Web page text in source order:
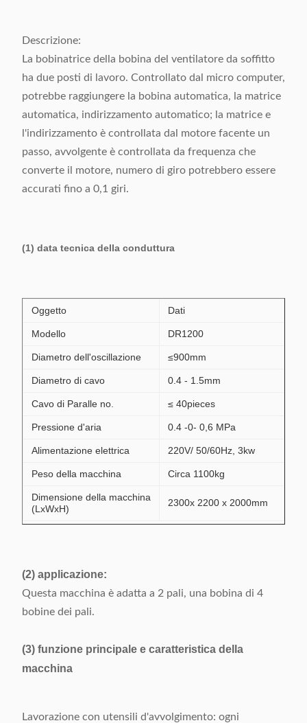
Descrizione:
La bobinatrice della bobina del ventilatore da soffitto
ha due posti di lavoro. Controllato dal micro computer,
potrebbe raggiungere la bobina automatica, la matrice
automatica, indirizzamento automatico; la matrice e
l'indirizzamento è controllata dal motore facente un
passo, avvolgente è controllata da frequenza che
converte il motore, numero di giro potrebbero essere
accurati fino a 0,1 giri.
(1) data tecnica della conduttura
Oggetto Dati
Modello DR1200
Diametro dell'oscillazione ≤900mm
Diametro di cavo 0.4 - 1.5mm
Cavo di Paralle no. ≤ 40pieces
Pressione d'aria 0.4 -0- 0,6 MPa
Alimentazione elettrica 220V/ 50/60Hz, 3kw
Peso della macchina Circa 1100kg
Dimensione della macchina
(LxWxH)
2300x 2200 x 2000mm
(2) applicazione:
Questa macchina è adatta a 2 pali, una bobina di 4
bobine dei pali.
(3) funzione principale e caratteristica della
macchina
Lavorazione con utensili d'avvolgimento: ogni